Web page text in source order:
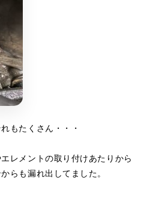
もたくさん・・・
レメントの取り付けあたりから
らも漏れ出してました。